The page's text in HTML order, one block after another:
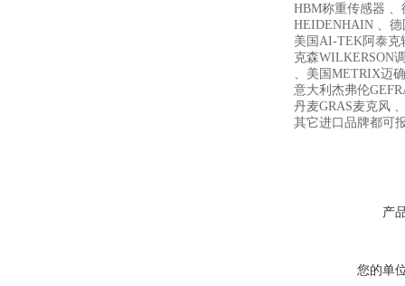
HBM称重传感器
HEIDENHAIN 、德
美国AI-TEK阿泰克
克森WILKERSON
、美国METRIX迈确
意大利杰弗伦
丹麦GRAS麦克风
其它进口品牌都可
产
您的单